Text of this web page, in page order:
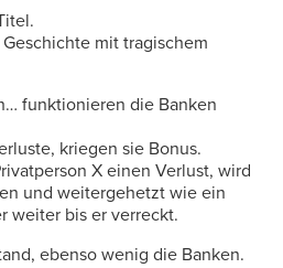
mit tragischem
funktionieren die Banken
kriegen sie Bonus.
X einen Verlust, wird
und weitergehetzt wie ein
weiter bis er verreckt.
ebenso wenig die Banken.